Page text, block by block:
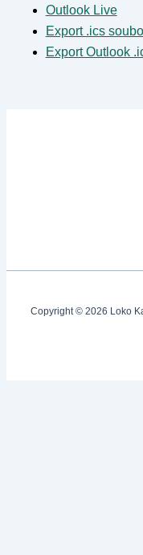
Outlook Live
Export .ics
Export Outlook
Copyright © 2026 Loko